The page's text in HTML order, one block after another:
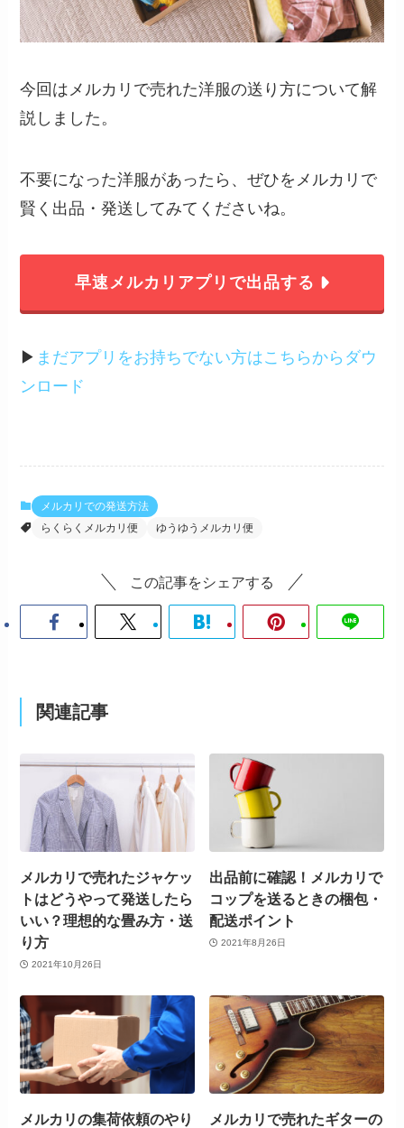
今回はメルカリで売れた洋服の送り方について解
説しました。
不要になった洋服があったら、ぜひをメルカリで
賢く出品・発送してみてくださいね。
早速メルカリアプリで出品する
▶︎ まだアプリをお持ちでない方はこちらからダウ
ンロード
メルカリでの発送方法
らくらくメルカリ便
ゆうゆうメルカリ便
この記事をシェアする
関連記事
メルカリで売れたジャケッ
トはどうやって発送したら
いい？理想的な畳み方・送
り方
2021年10月26日
出品前に確認！メルカリで
コップを送るときの梱包・
配送ポイント
2021年8月26日
メルカリの集荷依頼のやり
メルカリで売れたギターの